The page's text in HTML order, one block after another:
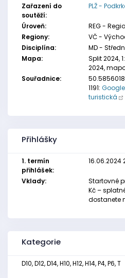
Zařazení do
soutěží:
PLŽ -
Úroveň:
REG -
Regiony:
VČ -
Disciplína:
MD -
Mapa:
Split 2024,
2024,
Souřadnice:
1191:
turistická
Přihlášky
1. termín
přihlášek:
16.06.2024
Vklady:
Startovné
Kč –
dostanete
Kategorie
D10, D12, D14, H10, H12, H14, P4, P6, T